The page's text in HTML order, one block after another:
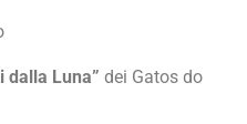
dalla Luna” dei Gatos do